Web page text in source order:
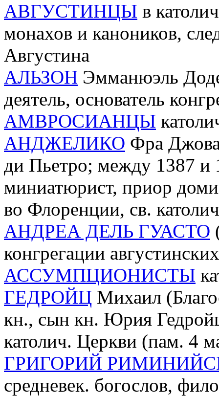
АВГУСТИНЦЫ в
монахов и каноников,
Августина
АЛЬЗОН Эмманюэль
деятель, основатель
АМВРОСИАНЦЫ
АНДЖЕЛИКО Фра
ди Пьетро; между 1387 и
миниатюрист, приор
во Флоренции, св.
АНДРЕА ДЕЛЬ ГУАСТО
конгрегации
АССУМПЦИОНИСТЫ
ГЕДРОЙЦ Михаил
кн., сын кн. Юрия
католич. Церкви (пам. 4
ГРИГОРИЙ
средневек. богослов,